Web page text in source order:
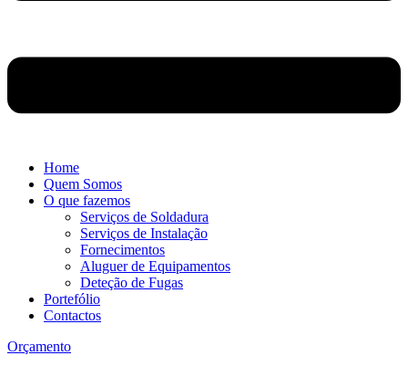
Home
Quem Somos
O que fazemos
Serviços de Soldadura
Serviços de Instalação
Fornecimentos
Aluguer de Equipamentos
Deteção de Fugas
Portefólio
Contactos
Orçamento